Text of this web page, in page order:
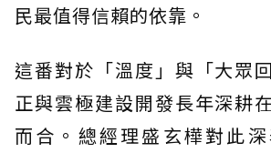
民最值得信賴的依靠。
這番對於「溫度」與「大眾
正與雲極建設開發長年深耕
而合。總經理盛玄樺對此